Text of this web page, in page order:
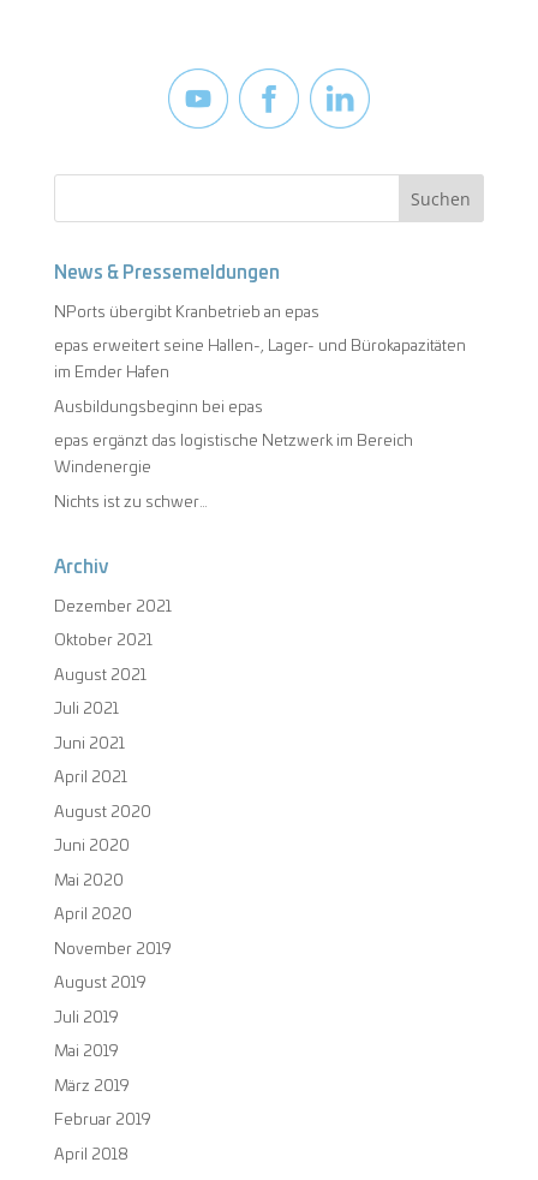
News & Pressemeldungen
NPorts übergibt Kranbetrieb an epas
epas erweitert seine Hallen-, Lager- und Bürokapazitäten
im Emder Hafen
Ausbildungsbeginn bei epas
epas ergänzt das logistische Netzwerk im Bereich
Windenergie
Nichts ist zu schwer…
Archiv
Dezember 2021
Oktober 2021
August 2021
Juli 2021
Juni 2021
April 2021
August 2020
Juni 2020
Mai 2020
April 2020
November 2019
August 2019
Juli 2019
Mai 2019
März 2019
Februar 2019
April 2018